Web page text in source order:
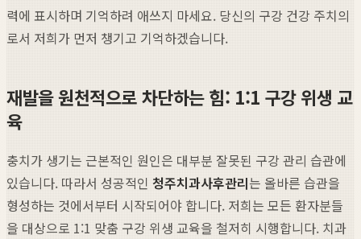
력에 표시하며 기억하려 애쓰지 마세요. 당신의 구강 건강 주치의
로서 저희가 먼저 챙기고 기억하겠습니다.
재발을 원천적으로 차단하는 힘: 1:1 구강 위생 교
육
충치가 생기는 근본적인 원인은 대부분 잘못된 구강 관리 습관에
있습니다. 따라서 성공적인 청주치과사후관리는 올바른 습관을
형성하는 것에서부터 시작되어야 합니다. 저희는 모든 환자분들
을 대상으로 1:1 맞춤 구강 위생 교육을 철저히 시행합니다. 치과